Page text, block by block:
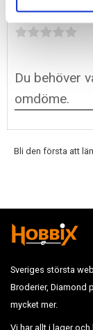
Bli den första att
Sveriges största
Broderier, Diamond
mycket mer.
Vi har allt i lager och